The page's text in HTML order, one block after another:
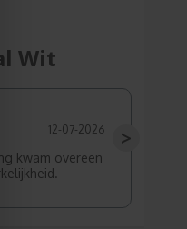
Wit
12-07-2026
kwam overeen
>